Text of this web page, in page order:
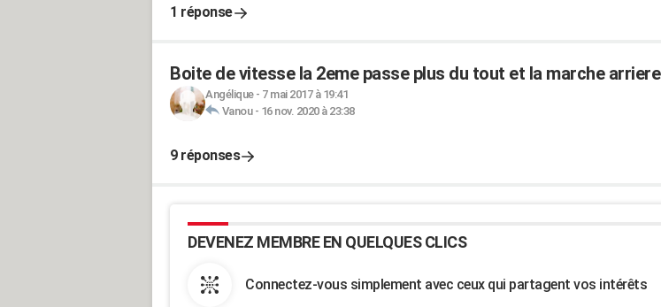
1 réponse
Boite de vitesse la 2eme passe plus du tout et la marche arriere
Angélique- 7 mai 2017 à 19:41
Vanou- 16 nov. 2020 à 23:38
9 réponses
DEVENEZ MEMBRE EN QUELQUES CLICS
Connectez-vous simplement avec ceux qui partagent vos intérêts